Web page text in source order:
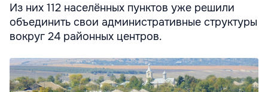
Из них 112 населённых пунктов уже решили
объединить свои административные структуры
вокруг 24 районных центров.